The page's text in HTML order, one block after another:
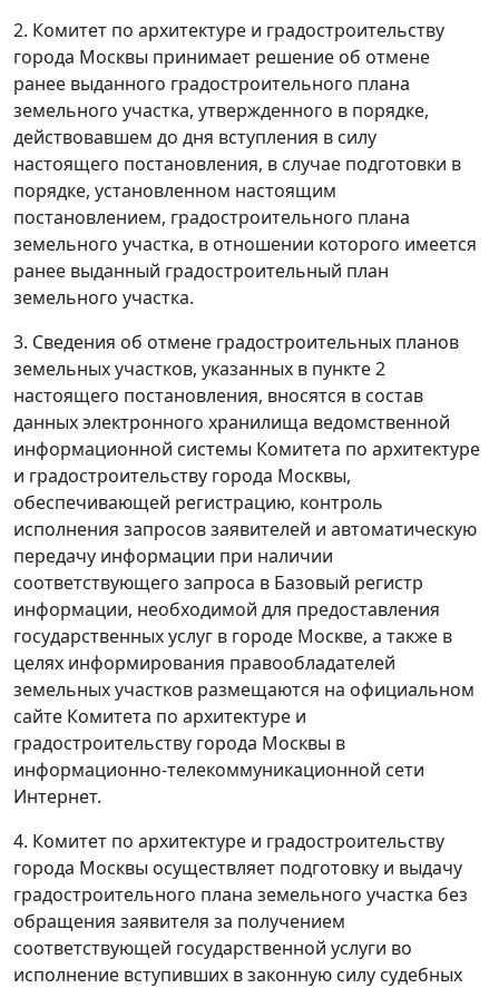
2. Комитет по архитектуре и градостроительству
города Москвы принимает решение об отмене
ранее выданного градостроительного плана
земельного участка, утвержденного в порядке,
действовавшем до дня вступления в силу
настоящего постановления, в случае подготовки в
порядке, установленном настоящим
постановлением, градостроительного плана
земельного участка, в отношении которого имеется
ранее выданный градостроительный план
земельного участка.
3. Сведения об отмене градостроительных планов
земельных участков, указанных в пункте 2
настоящего постановления, вносятся в состав
данных электронного хранилища ведомственной
информационной системы Комитета по архитектуре
и градостроительству города Москвы,
обеспечивающей регистрацию, контроль
исполнения запросов заявителей и автоматическую
передачу информации при наличии
соответствующего запроса в Базовый регистр
информации, необходимой для предоставления
государственных услуг в городе Москве, а также в
целях информирования правообладателей
земельных участков размещаются на официальном
сайте Комитета по архитектуре и
градостроительству города Москвы в
информационно-телекоммуникационной сети
Интернет.
4. Комитет по архитектуре и градостроительству
города Москвы осуществляет подготовку и выдачу
градостроительного плана земельного участка без
обращения заявителя за получением
соответствующей государственной услуги во
исполнение вступивших в законную силу судебных